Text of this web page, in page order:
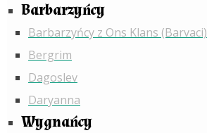
Barbarzyńcy
Barbarzyńcy z Ons Klans (Barvaci)
Bergrim
Dagoslev
Daryanna
Wygnańcy